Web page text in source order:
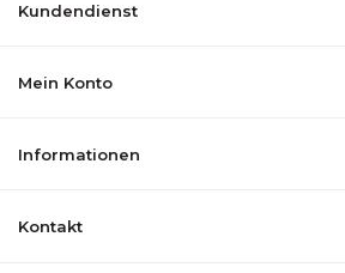
Kundendienst
Mein Konto
Informationen
Kontakt